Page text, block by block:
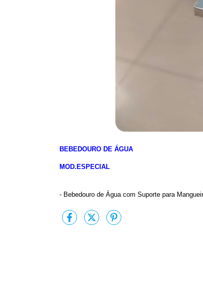
BEBEDOURO DE ÁGUA
MOD.ESPECIAL
- Bebedouro de Água com Suporte para